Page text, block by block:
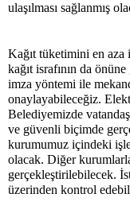
ulaşılması sağlanmış
Kağıt tüketimini en
kağıt israfının da
imza yöntemi ile
onaylayabileceğiz.
Belediyemizde
ve güvenli biçimde
kurumumuz içindeki
olacak. Diğer
gerçekleştirilebilecek.
üzerinden kontrol